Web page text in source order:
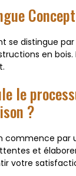
se distingue
en
le
?
commence par
et
votre